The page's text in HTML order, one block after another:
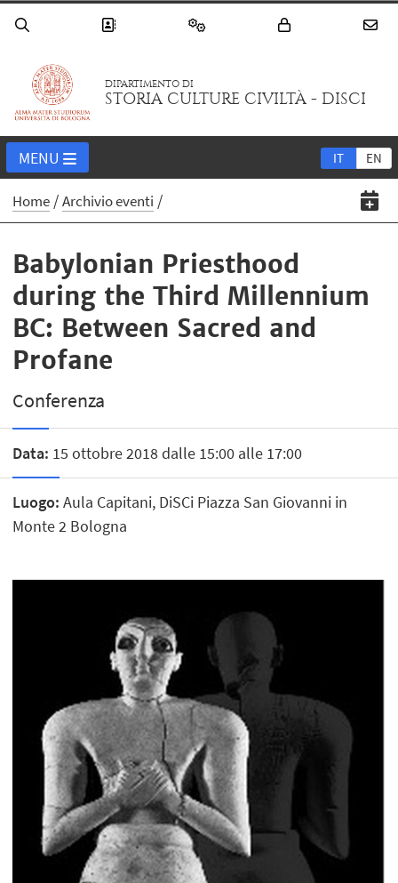
DIPARTIMENTO DI
STORIA CULTURE CIVILTÀ - DISCI
IT EN
MENU
Home Archivio eventi
Babylonian Priesthood
during the Third Millennium
BC: Between Sacred and
Profane
Conferenza
Data: 15 ottobre 2018 dalle 15:00 alle 17:00
Luogo: Aula Capitani, DiSCi Piazza San Giovanni in
Monte 2 Bologna